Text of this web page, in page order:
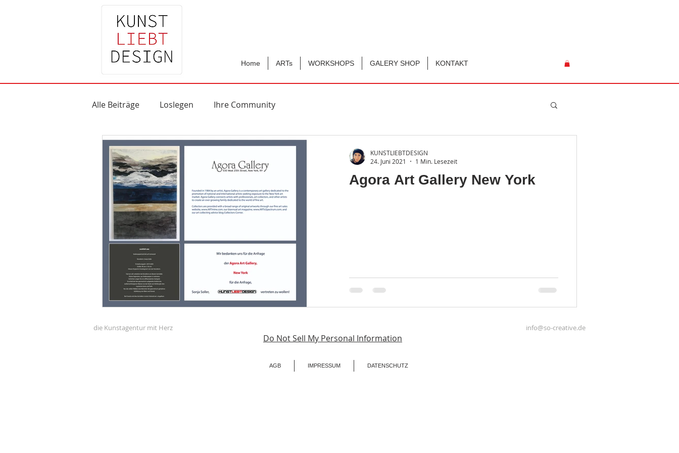
Home ARTs WORKSHOPS GALERY SHOP KONTAKT
Alle Beiträge Loslegen Ihre Community
Agora Art Gallery New York
KUNSTLIEBTDESIGN
24. Juni 2021
1 Min. Lesezeit
die Kunstagentur mit Herz info@so-creative.de
Do Not Sell My Personal Information
AGB IMPRESSUM DATENSCHUTZ